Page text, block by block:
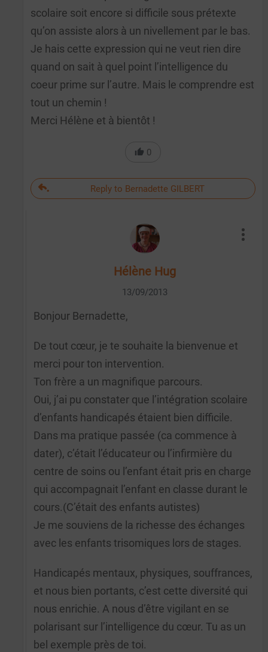
scolaire soit encore si difficile sous prétexte
qu’on assiste alors à un nivellement par le bas.
Je hais cette expression qui ne veut rien dire
quand on sait à quel point l’intelligence du
coeur prime sur l’autre. Mais le comprendre est
tout un chemin !
Merci Hélène et à bientôt !
0
Reply to Bernadette GILBERT
Hélène Hug
13/09/2013
Bonjour Bernadette,
De tout cœur, je te souhaite la bienvenue et
merci pour ton intervention.
Ton frère a un magnifique parcours.
Oui, j’ai pu constater que l’intégration scolaire
d’enfants handicapés étaient bien difficile.
Dans ma pratique passée (ca commence à
dater), c’était l’éducateur ou l’infirmière du
centre de soins ou l’enfant était pris en charge
qui accompagnait l’enfant en classe durant le
cours.(C’était des enfants autistes)
Je me souviens de la richesse des échanges
avec les enfants trisomiques lors de stages.
Handicapés mentaux, physiques, souffrances,
et nous bien portants, c’est cette diversité qui
nous enrichie. A nous d’être vigilant en se
polarisant sur l’intelligence du cœur. Tu as un
bel exemple près de toi.